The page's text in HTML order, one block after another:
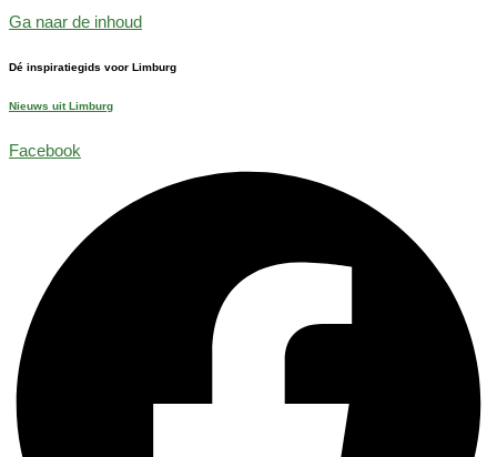
Ga naar de inhoud
Dé inspiratiegids voor Limburg
Nieuws uit Limburg
Facebook